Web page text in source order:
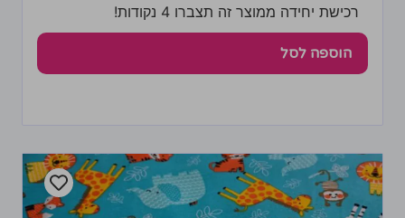
רכישת יחידה ממוצר זה תצברו 4 נקודות!
הוספה לסל